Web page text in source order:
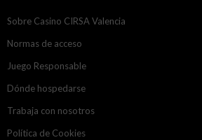
Sobre Casino CIRSA Valencia
Normas de acceso
Juego Responsable
Dónde hospedarse
Trabaja con nosotros
Política de Cookies